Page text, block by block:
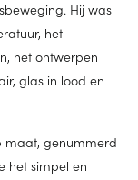
Hij was
het
het ontwerpen
glas in lood en
maat, genummerd
het simpel en